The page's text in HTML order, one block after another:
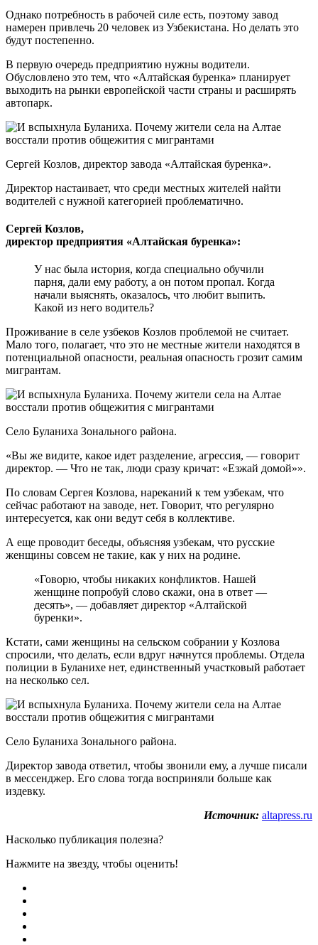
Однако потребность в рабочей силе есть, поэтому завод
намерен привлечь 20 человек из Узбекистана. Но делать это
будут постепенно.
В первую очередь предприятию нужны водители.
Обусловлено это тем, что «Алтайская буренка» планирует
выходить на рынки европейской части страны и расширять
автопарк.
Сергей Козлов, директор завода «Алтайская буренка».
Директор настаивает, что среди местных жителей найти
водителей с нужной категорией проблематично.
Сергей Козлов,
директор предприятия «Алтайская буренка»:
У нас была история, когда специально обучили
парня, дали ему работу, а он потом пропал. Когда
начали выяснять, оказалось, что любит выпить.
Какой из него водитель?
Проживание в селе узбеков Козлов проблемой не считает.
Мало того, полагает, что это не местные жители находятся в
потенциальной опасности, реальная опасность грозит самим
мигрантам.
Село Буланиха Зонального района.
«Вы же видите, какое идет разделение, агрессия, — говорит
директор. — Что не так, люди сразу кричат: «Езжай домой»».
По словам Сергея Козлова, нареканий к тем узбекам, что
сейчас работают на заводе, нет. Говорит, что регулярно
интересуется, как они ведут себя в коллективе.
А еще проводит беседы, объясняя узбекам, что русские
женщины совсем не такие, как у них на родине.
«Говорю, чтобы никаких конфликтов. Нашей
женщине попробуй слово скажи, она в ответ —
десять», — добавляет директор «Алтайской
буренки».
Кстати, сами женщины на сельском собрании у Козлова
спросили, что делать, если вдруг начнутся проблемы. Отдела
полиции в Буланихе нет, единственный участковый работает
на несколько сел.
Село Буланиха Зонального района.
Директор завода ответил, чтобы звонили ему, а лучше писали
в мессенджер. Его слова тогда восприняли больше как
издевку.
Источник: altapress.ru
Насколько публикация полезна?
Нажмите на звезду, чтобы оценить!